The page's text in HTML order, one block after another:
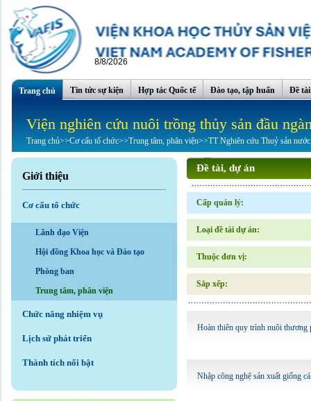
8/8/2026
Trang chủ Tin tức sự kiện Hợp tác Quốc tế Đào tạo, tập huấn Đề
Viện nghiên cứu nuôi trồng thủy sản đầu
Trang chủ>>Cơ cấu tổ chức>>Trung tâm, phân viện>>TT Nghiên cứu Thuỷ sản
Giới thiệu
Cơ cấu tổ chức
Lãnh đạo Viện
Hội đồng Khoa học và Đào tạo
Phòng ban
Trung tâm, phân viện
Chức năng nhiệm vụ
Lịch sử phát triển
Thành tích nổi bật
Đề tài, dự án
Cấp quản lý:
Loại đề tài dự án:
Thuộc đơn vị:
Sắp xếp:
Hoàn thiên quy trình nuôi thương
Nhập công nghệ sản xuất giống